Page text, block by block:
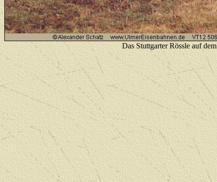
Das Stuttgarter Rössle auf